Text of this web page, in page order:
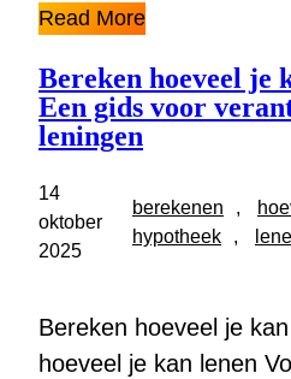
Read More
Bereken hoeveel je
Een gids voor
leningen
14
oktober
2025
berekenen ,
hypotheek
,
Bereken hoeveel je
hoeveel je kan lenen